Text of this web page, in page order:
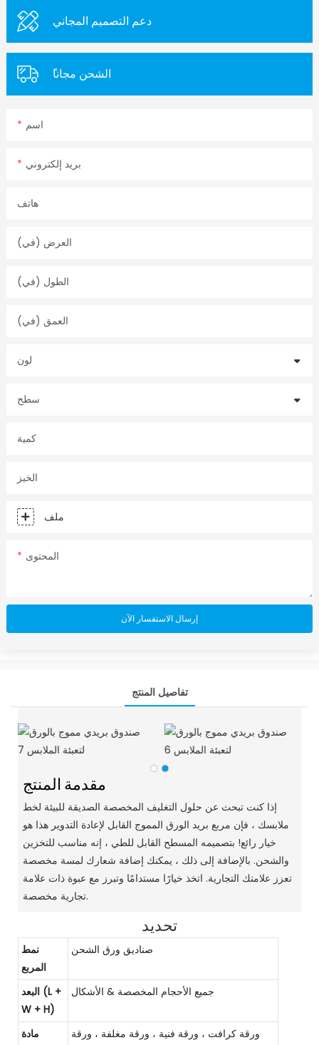
دعم التصميم المجاني
ًالشحن مجانا
اسم
بريد إلكتروني
هاتف
العرض (في)
الطول (في)
العمق (في)
لون
سطح
كمية
الخبز
ملف
المحتوى
إرسال الاستفسار الآن
تفاصيل المنتج
مقدمة المنتج
إذا كنت تبحث عن حلول التغليف المخصصة الصديقة للبيئة لخط
ملابسك ، فإن مربع بريد الورق المموج القابل لإعادة التدوير هذا هو
خيار رائع! بتصميمه المسطح القابل للطي ، إنه مناسب للتخزين
والشحن. بالإضافة إلى ذلك ، يمكنك إضافة شعارك لمسة مخصصة
تعزز علامتك التجارية. اتخذ خيارًا مستدامًا وتبرز مع عبوة ذات علامة
تجارية مخصصة.
تحديد
نمط
المربع
صناديق ورق الشحن
البعد (L +
W + H)
جميع الأحجام المخصصة & الأشكال
مادة
ورقة كرافت ، ورقة فنية ، ورقة مغلفة ، ورقة